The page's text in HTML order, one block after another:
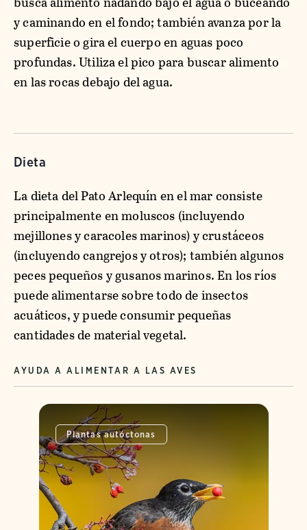
y caminando en el fondo; también avanza por la
superficie o gira el cuerpo en aguas poco
profundas. Utiliza el pico para buscar alimento
en las rocas debajo del agua.
Dieta
La dieta del Pato Arlequín en el mar consiste
principalmente en moluscos (incluyendo
mejillones y caracoles marinos) y crustáceos
(incluyendo cangrejos y otros); también algunos
peces pequeños y gusanos marinos. En los ríos
puede alimentarse sobre todo de insectos
acuáticos, y puede consumir pequeñas
cantidades de material vegetal.
AYUDA A ALIMENTAR A LAS AVES
Plantas autóctonas